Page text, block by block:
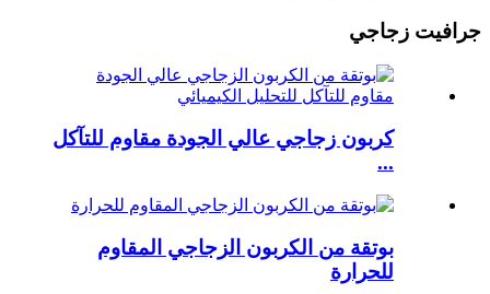
جرافيت زجاجي
كربون زجاجي عالي الجودة مقاوم للتآكل
...
بوتقة من الكربون الزجاجي المقاوم
للحرارة